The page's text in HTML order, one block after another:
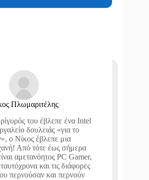
Πλωμαριτέλης
του έβλεπε ένα Intel
δουλειάς «για το
ο Νίκος έβλεπε μια
Από τότε έως σήμερα
αμετανόητος PC Gamer,
και τις διάφορες
περνούσαν και περνούν